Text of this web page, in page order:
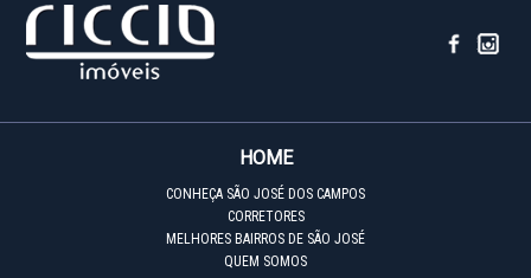
HOME
CONHEÇA SÃO JOSÉ DOS CAMPOS
CORRETORES
MELHORES BAIRROS DE SÃO JOSÉ
QUEM SOMOS